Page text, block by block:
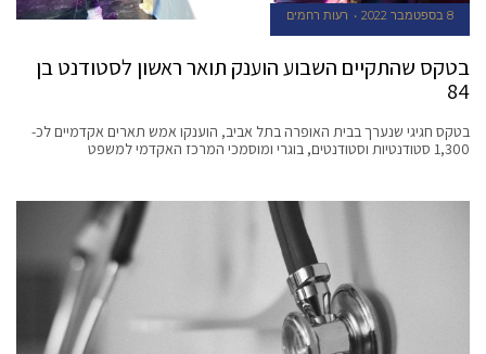
8 בספטמבר 2022 רעות רחמים
בטקס שהתקיים השבוע הוענק תואר ראשון לסטודנט בן
84
בטקס חגיגי שנערך בבית האופרה בתל אביב, הוענקו אמש תארים אקדמיים לכ-
1,300 סטודנטיות וסטודנטים, בוגרי ומוסמכי המרכז האקדמי למשפט